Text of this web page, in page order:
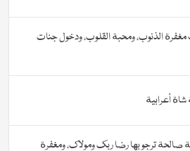
الذنوب، ومحبة القلوب، ودخول جنات
أعرابية
ترجو بها رضا ربك ومولاك، ومغفرة